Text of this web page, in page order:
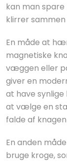
kan man
klirrer
En måde at
magnetiske
væggen eller
giver en
at have synlige
at vælge en
falde af
En anden
bruge kroge,